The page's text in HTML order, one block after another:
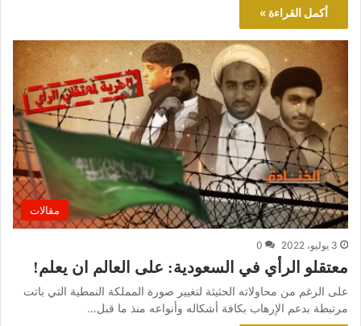
أكمل القراءة »
مقالات
3 يوليو، 2022 0
معتقلو الرأي في السعودية: على العالم ان يعلم!
على الرغم من محاولاته الحثيثة لتغيير صورة المملكة النمطية التي باتت
مرتبطة بدعم الإرهاب بكافة أشكاله وأنواعه منذ ما قبل…